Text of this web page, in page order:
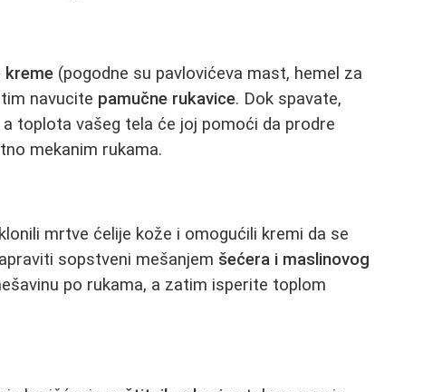
kreme (pogodne su pavlovićeva mast, hemel za
navucite pamučne rukavice. Dok spavate,
toplota vašeg tela će joj pomoći da prodre
mekanim rukama.
mrtve ćelije kože i omogućili kremi da se
sopstveni mešanjem šećera i maslinovog
po rukama, a zatim isperite toplom